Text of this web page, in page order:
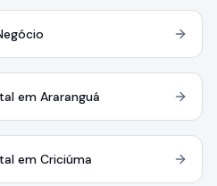
em Araranguá
em Criciúma